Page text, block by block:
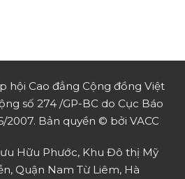
hội Cao đẳng Cộng đồng Việt
số 274 /GP-BC do Cục Báo
2007. Bản quyền © bởi VACC
Hữu Phước, Khu Đô thị Mỹ
Quận Nam Từ Liêm, Hà